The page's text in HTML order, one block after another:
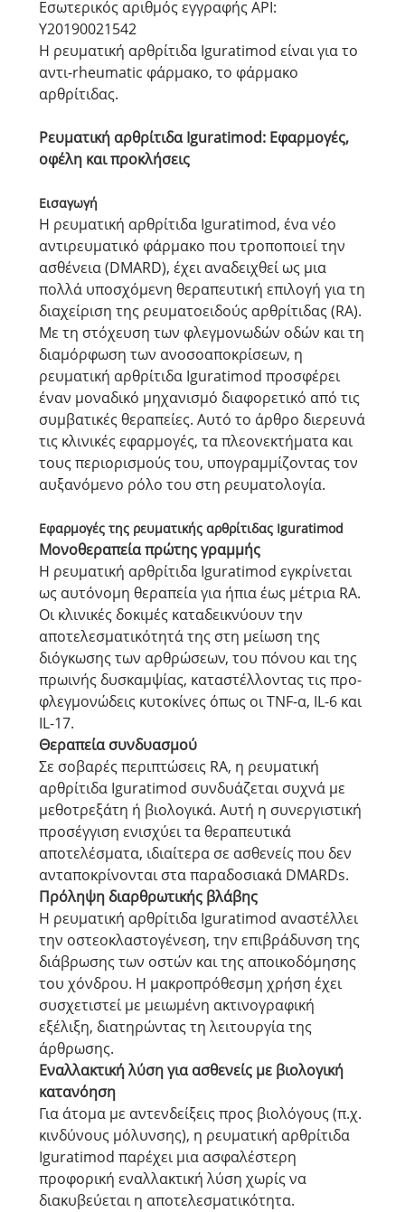
Εσωτερικός αριθμός εγγραφής API:
Y20190021542
Η ρευματική αρθρίτιδα Iguratimod είναι για το
αντι-rheumatic φάρμακο, το φάρμακο
αρθρίτιδας.
Ρευματική αρθρίτιδα Iguratimod: Εφαρμογές,
οφέλη και προκλήσεις
Εισαγωγή
Η ρευματική αρθρίτιδα Iguratimod, ένα νέο
αντιρευματικό φάρμακο που τροποποιεί την
ασθένεια (DMARD), έχει αναδειχθεί ως μια
πολλά υποσχόμενη θεραπευτική επιλογή για τη
διαχείριση της ρευματοειδούς αρθρίτιδας (RA).
Με τη στόχευση των φλεγμονωδών οδών και τη
διαμόρφωση των ανοσοαποκρίσεων, η
ρευματική αρθρίτιδα Iguratimod προσφέρει
έναν μοναδικό μηχανισμό διαφορετικό από τις
συμβατικές θεραπείες. Αυτό το άρθρο διερευνά
τις κλινικές εφαρμογές, τα πλεονεκτήματα και
τους περιορισμούς του, υπογραμμίζοντας τον
αυξανόμενο ρόλο του στη ρευματολογία.
Εφαρμογές της ρευματικής αρθρίτιδας Iguratimod
Μονοθεραπεία πρώτης γραμμής
Η ρευματική αρθρίτιδα Iguratimod εγκρίνεται
ως αυτόνομη θεραπεία για ήπια έως μέτρια RA.
Οι κλινικές δοκιμές καταδεικνύουν την
αποτελεσματικότητά της στη μείωση της
διόγκωσης των αρθρώσεων, του πόνου και της
πρωινής δυσκαμψίας, καταστέλλοντας τις προ-
φλεγμονώδεις κυτοκίνες όπως οι TNF-α, IL-6 και
IL-17.
Θεραπεία συνδυασμού
Σε σοβαρές περιπτώσεις RA, η ρευματική
αρθρίτιδα Iguratimod συνδυάζεται συχνά με
μεθοτρεξάτη ή βιολογικά. Αυτή η συνεργιστική
προσέγγιση ενισχύει τα θεραπευτικά
αποτελέσματα, ιδιαίτερα σε ασθενείς που δεν
ανταποκρίνονται στα παραδοσιακά DMARDs.
Πρόληψη διαρθρωτικής βλάβης
Η ρευματική αρθρίτιδα Iguratimod αναστέλλει
την οστεοκλαστογένεση, την επιβράδυνση της
διάβρωσης των οστών και της αποικοδόμησης
του χόνδρου. Η μακροπρόθεσμη χρήση έχει
συσχετιστεί με μειωμένη ακτινογραφική
εξέλιξη, διατηρώντας τη λειτουργία της
άρθρωσης.
Εναλλακτική λύση για ασθενείς με βιολογική
κατανόηση
Για άτομα με αντενδείξεις προς βιολόγους (π.χ.
κινδύνους μόλυνσης), η ρευματική αρθρίτιδα
Iguratimod παρέχει μια ασφαλέστερη
προφορική εναλλακτική λύση χωρίς να
διακυβεύεται η αποτελεσματικότητα.